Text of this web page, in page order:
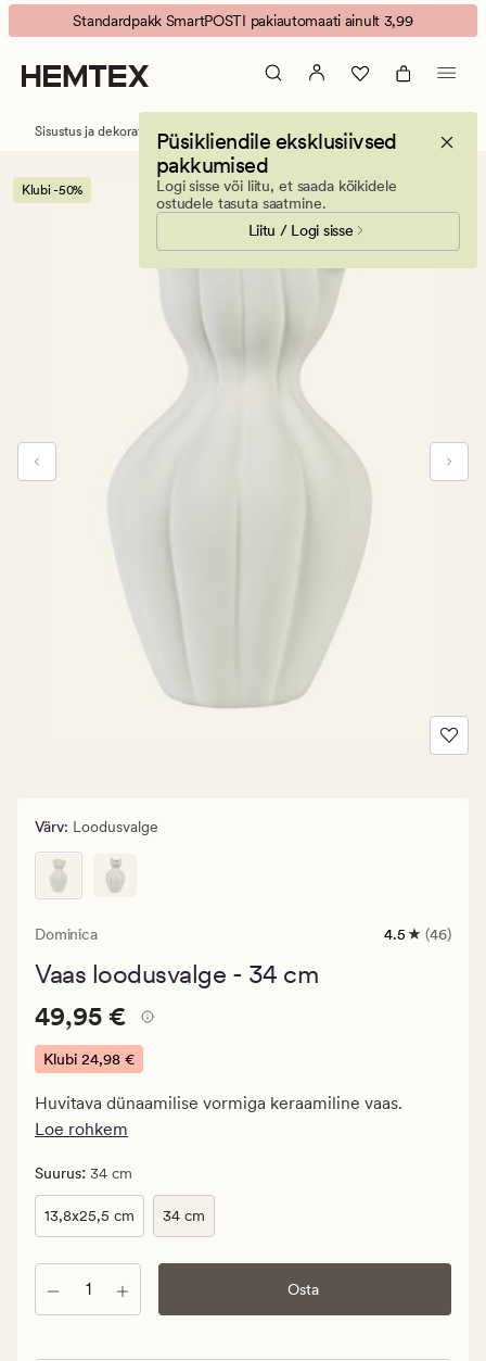
Dominica
vaas
loodusvalge
Animated
banner.
Press
ESCAPE
Standardpakk SmartPOSTI pakiautomaati ainult 3,99
Püsikliendile eksklusiivsed
pakkumised
Logi sisse või liitu, et saada kõikidele
ostudele tasuta saatmine.
Liitu / Logi sisse
Sisustus ja dekoratiivesemed Vaasid
Klubi -50%
Värv: Loodusvalge
Dominica
46
4.5 (46)
Vaas loodusvalge - 34 cm
Pris_ee
49,95
€.
24,98
€
Pris_ee 49,95 €
49,95 €
Klubi 24,98 €
Huvitava dünaamilise vormiga keraamiline vaas.
Loe rohkem
Suurus: 34 cm
13,8x25,5 cm 34 cm
Kogus Osta